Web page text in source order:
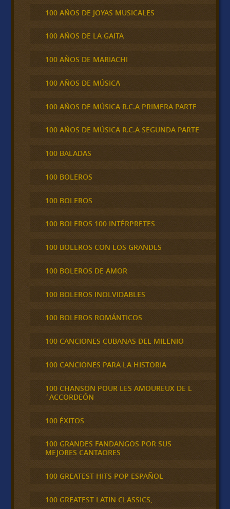
100 AÑOS DE JOYAS MUSICALES
100 AÑOS DE LA GAITA
100 AÑOS DE MARIACHI
100 AÑOS DE MÚSICA
100 AÑOS DE MÚSICA R.C.A PRIMERA PARTE
100 AÑOS DE MÚSICA R.C.A SEGUNDA PARTE
100 BALADAS
100 BOLEROS
100 BOLEROS
100 BOLEROS 100 INTÉRPRETES
100 BOLEROS CON LOS GRANDES
100 BOLEROS DE AMOR
100 BOLEROS INOLVIDABLES
100 BOLEROS ROMÁNTICOS
100 CANCIONES CUBANAS DEL MILENIO
100 CANCIONES PARA LA HISTORIA
100 CHANSON POUR LES AMOUREUX DE L
´ACCORDEÓN
100 ÉXITOS
100 GRANDES FANDANGOS POR SUS
MEJORES CANTAORES
100 GREATEST HITS POP ESPAÑOL
100 GREATEST LATIN CLASSICS,